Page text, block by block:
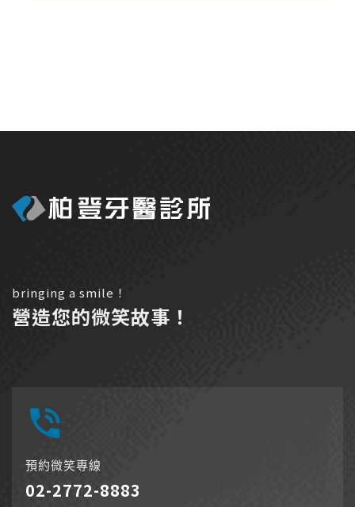
bringing a smile！
營造您的微笑故事！
預約微笑專線
02-2772-8883